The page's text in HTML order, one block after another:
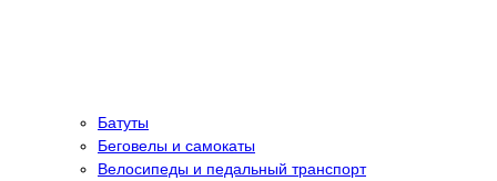
Батуты
Беговелы и самокаты
Велосипеды и педальный транспорт